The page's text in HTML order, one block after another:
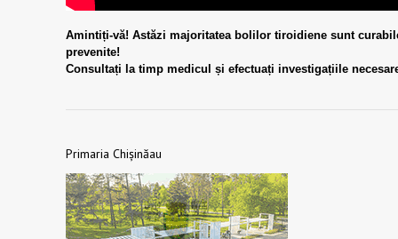
Amintiți-vă! Astăzi majoritatea bolilor tiroidiene sunt
prevenite!
Consultați la timp medicul și efectuați investigațiile
Primaria Chișinăau